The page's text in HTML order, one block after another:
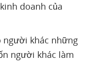
doanh của
người khác những
người khác làm